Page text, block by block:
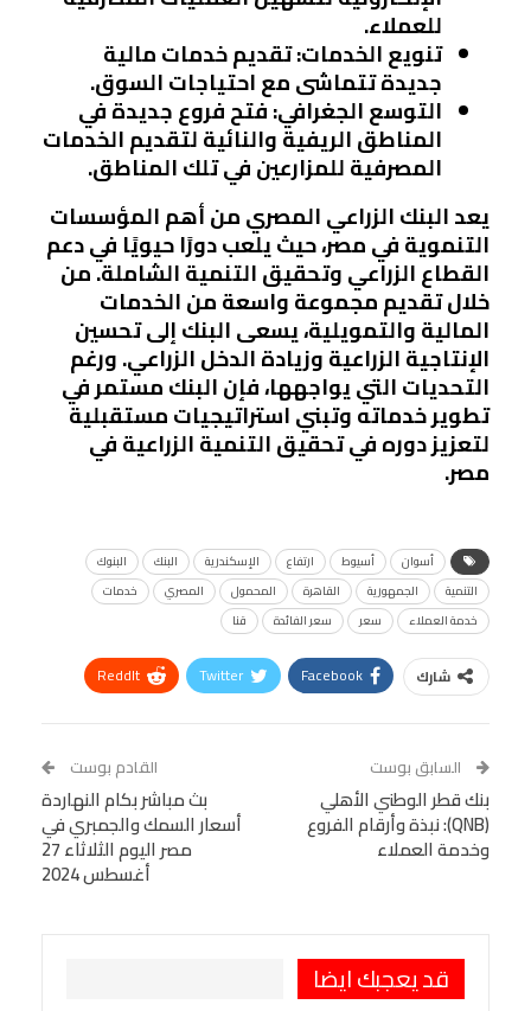
للعملاء.
تنويع الخدمات: تقديم خدمات مالية
جديدة تتماشى مع احتياجات السوق.
التوسع الجغرافي: فتح فروع جديدة في
المناطق الريفية والنائية لتقديم الخدمات
المصرفية للمزارعين في تلك المناطق.
يعد البنك الزراعي المصري من أهم المؤسسات
التنموية في مصر، حيث يلعب دورًا حيويًا في دعم
القطاع الزراعي وتحقيق التنمية الشاملة. من
خلال تقديم مجموعة واسعة من الخدمات
المالية والتمويلية، يسعى البنك إلى تحسين
الإنتاجية الزراعية وزيادة الدخل الزراعي. ورغم
التحديات التي يواجهها، فإن البنك مستمر في
تطوير خدماته وتبني استراتيجيات مستقبلية
لتعزيز دوره في تحقيق التنمية الزراعية في
مصر.
أسوان أسيوط ارتفاع الإسكندرية البنك
البنوك
التنمية
الجمهورية القاهرة المحمول المصري
خدمات
خدمة العملاء
سعر سعر الفائدة قنا
شارك Facebook
Twitter
ReddIt
البريد الإلكتروني
VK
Digg
LINE
BlackBerry
Viber
السابق بوست
بنك قطر الوطني الأهلي
(QNB): نبذة وأرقام الفروع
وخدمة العملاء
القادم بوست
بث مباشر بكام النهاردة
أسعار السمك والجمبري في
مصر اليوم الثلاثاء 27
أغسطس 2024
قد يعجبك ايضا